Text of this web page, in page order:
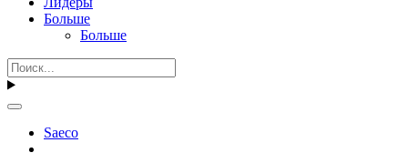
Больше
Больше
Saeco